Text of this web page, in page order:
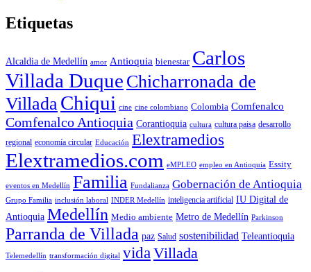
Etiquetas
Alcaldia de Medellín amor Antioquia bienestar Carlos
Villada Duque Chicharronada de
Villada Chiqui cine cine colombiano Colombia Comfenalco
Comfenalco Antioquia Corantioquia cultura cultura paisa desarrollo
regional economía circular Educación Elextramedios
Elextramedios.com eMPLEO empleo en Antioquia Essity
eventos en Medellín Familia Fundalianza Gobernación de Antioquia
Grupo Familia inclusión laboral INDER Medellín inteligencia artificial IU Digital de
Antioquia Medellín Medio ambiente Metro de Medellín Parkinson
Parranda de Villada paz Salud sostenibilidad Teleantioquia
Telemedellín transformación digital vida Villada